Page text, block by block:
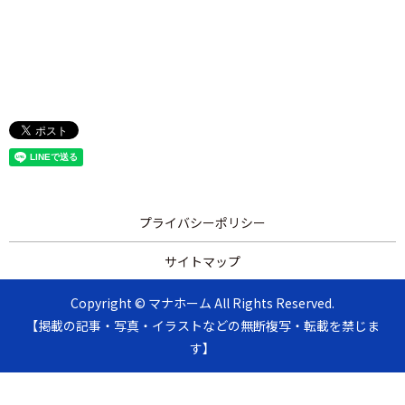
プライバシーポリシー
サイトマップ
Copyright © マナホーム All Rights Reserved.
【掲載の記事・写真・イラストなどの無断複写・転載を禁じま
す】